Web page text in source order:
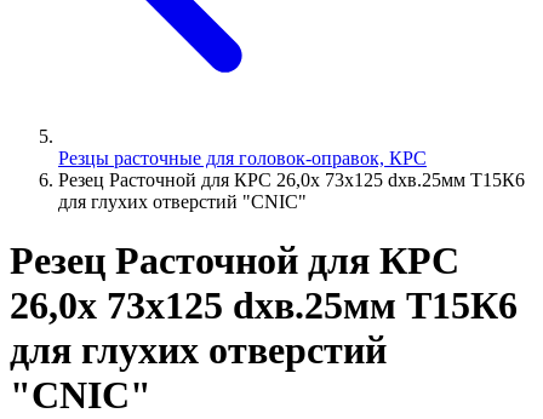
Резцы расточные для головок-оправок, КРС
Резец Расточной для КРС 26,0х 73х125 dхв.25мм Т15К6
для глухих отверстий "CNIC"
Резец Расточной для КРС
26,0х 73х125 dхв.25мм Т15К6
для глухих отверстий
"CNIC"